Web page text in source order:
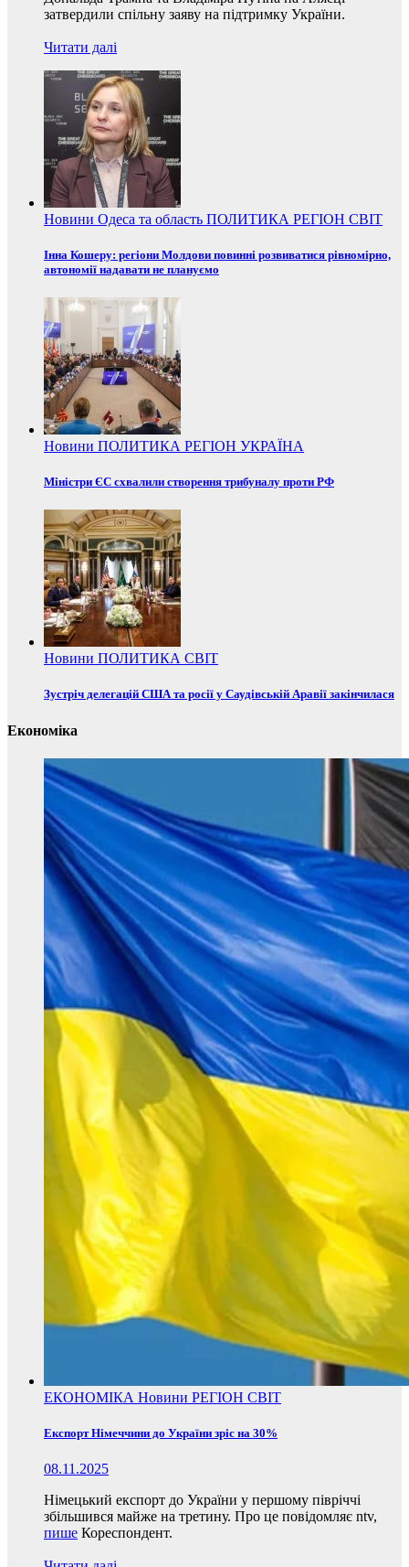
затвердили спільну заяву на підтримку України.
Читати далі
Новини Одеса та область ПОЛИТИКА РЕГІОН СВІТ
Інна Кошеру: регіони Молдови повинні розвиватися рівномірно,
автономії надавати не плануємо
Новини ПОЛИТИКА РЕГІОН УКРАЇНА
Міністри ЄС схвалили створення трибуналу проти РФ
Новини ПОЛИТИКА СВІТ
Зустріч делегацій США та росії у Саудівській Аравії закінчилася
Економіка
ЕКОНОМІКА Новини РЕГІОН СВІТ
Експорт Німеччини до України зріс на 30%
08.11.2025
Німецький експорт до України у першому півріччі
збільшився майже на третину. Про це повідомляє ntv,
пише Кореспондент.